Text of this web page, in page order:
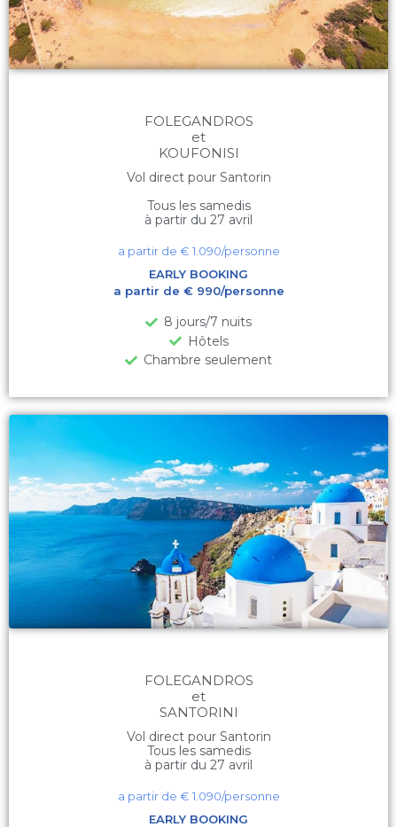
FOLEGANDROS
et
KOUFONISI
Vol direct pour Santorin
Tous les samedis
à partir du 27 avril
a partir de € 1.090/personne
EARLY BOOKING
a partir de € 990/personne
8 jours/7 nuits
Hôtels
Chambre seulement
FOLEGANDROS
et
SANTORINI
Vol direct pour Santorin
Tous les samedis
à partir du 27 avril
a partir de € 1.090/personne
EARLY BOOKING